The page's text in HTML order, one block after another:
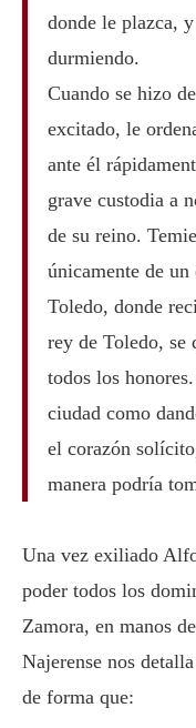
donde le plazca,
durmiendo.
Cuando se hizo
excitado, le
ante él
grave custodia a
de su reino.
únicamente de
Toledo, donde
rey de Toledo, se
todos los
ciudad como
el corazón
manera podría
Una vez exiliado
poder todos los
Zamora, en manos
Najerense nos
de forma que: